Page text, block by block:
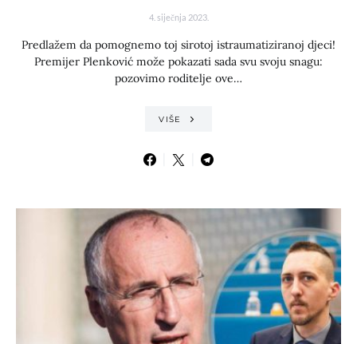
4. siječnja 2023.
Predlažem da pomognemo toj sirotoj istraumatiziranoj djeci!
Premijer Plenković može pokazati sada svu svoju snagu:
pozovimo roditelje ove…
VIŠE